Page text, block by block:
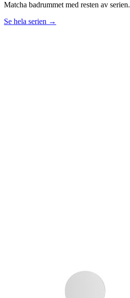
Matcha badrummet med resten av serien.
Se hela serien →